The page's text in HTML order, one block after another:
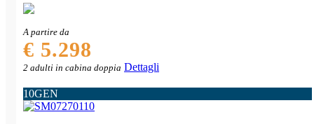
A partire da
€ 5.298
2 adulti in cabina doppia Dettagli
10GEN